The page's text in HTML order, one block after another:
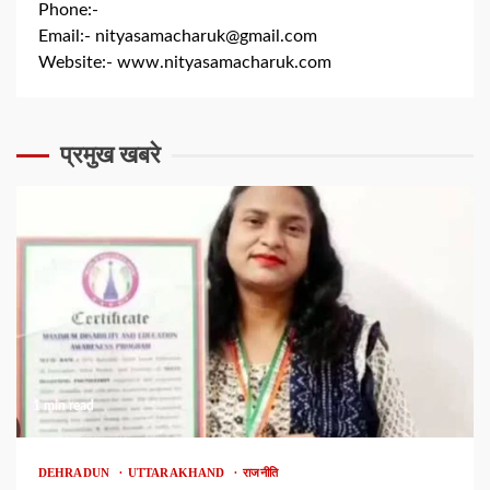
Phone:-
Email:- nityasamacharuk@gmail.com
Website:- www.nityasamacharuk.com
प्रमुख खबरे
1 min read
DEHRADUN UTTARAKHAND राजनीति